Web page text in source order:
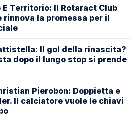
E Territorio: Il Rotaract Club
rinnova la promessa per il
Il gol della rinascita?
dopo il lungo stop si prende
Pierobon: Doppietta e
Il calciatore vuole le chiavi